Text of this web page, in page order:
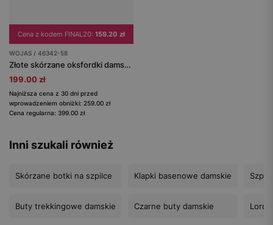
Cena z kodem FINAL20: 159.20 zł
WOJAS / 46342-58
Złote skórzane oksfordki damskie na brązowej podeszwie
199.00 zł
Najniższa cena z 30 dni przed
wprowadzeniem obniżki: 259.00 zł
Cena regularna: 399.00 zł
Inni szukali również
Skórzane botki na szpilce
Buty trekkingowe damskie
Klapki basenowe damskie
Czarne buty damskie
Szpilki